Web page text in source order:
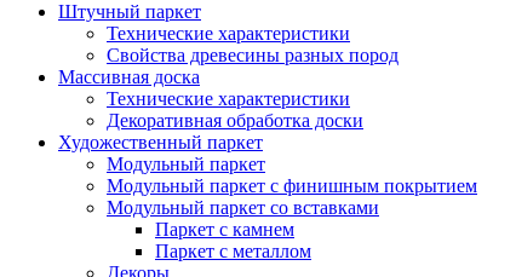
Штучный паркет
Технические характеристики
Свойства древесины разных пород
Массивная доска
Технические характеристики
Декоративная обработка доски
Художественный паркет
Модульный паркет
Модульный паркет с финишным покрытием
Модульный паркет со вставками
Паркет с камнем
Паркет с металлом
Декоры